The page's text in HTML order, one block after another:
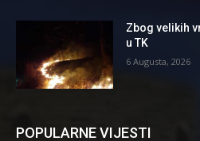
Zbog velikih
u TK
6 Augusta, 2026
POPULARNE VIJESTI